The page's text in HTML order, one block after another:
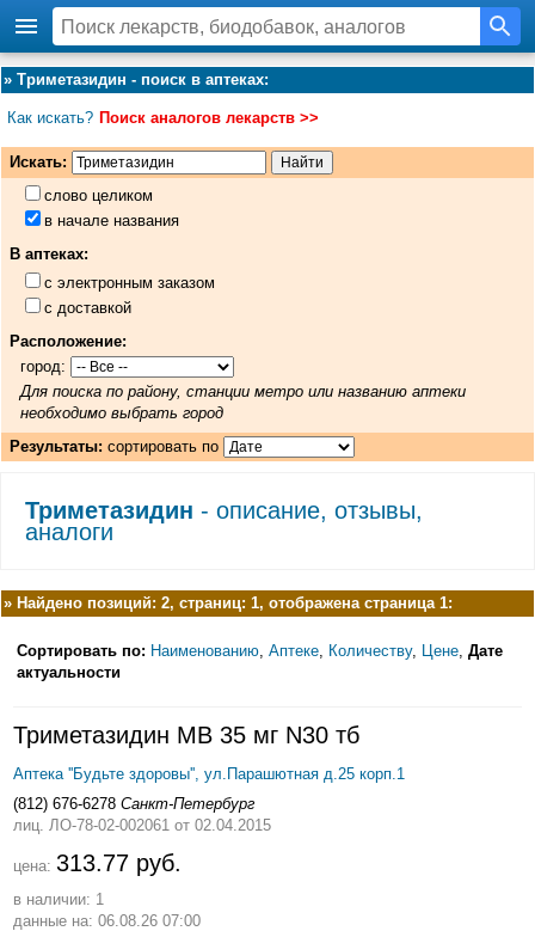
» Триметазидин - поиск в аптеках:
Как искать? Поиск аналогов лекарств >>
Искать:
слово целиком
в начале названия
В аптеках:
с электронным заказом
с доставкой
Расположение:
город:
Для поиска по району, станции метро или названию аптеки
необходимо выбрать город
Результаты: сортировать по
Триметазидин - описание, отзывы,
аналоги
» Найдено позиций: 2, страниц: 1, отображена страница 1:
Сортировать по: Наименованию Аптеке Количеству, Цене Дате
актуальности
Триметазидин МВ 35 мг N30 тб
Аптека ''Будьте здоровы'', ул.Парашютная д.25 корп.1
(812) 676-6278 Санкт-Петербург
лиц. ЛО-78-02-002061 от 02.04.2015
цена: 313.77 руб.
в наличии: 1
данные на: 06.08.26 07:00